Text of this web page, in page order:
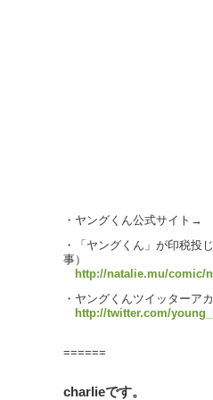
・ヤングくん公式サイト→
・「ヤングくん」が印税投
事）
http://natalie.mu/comic/
・ヤングくんツイッターア
http://twitter.com/
======
charlieです。